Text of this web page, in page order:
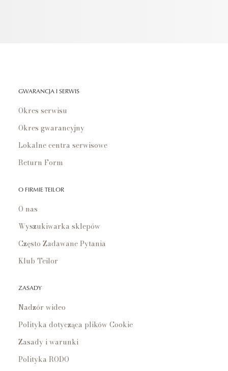
GWARANCJA I SERWIS
Okres serwisu
Okres gwarancyjny
Lokalne centra serwisowe
Return Form
O FIRMIE TEILOR
O nas
Wyszukiwarka sklepów
Często Zadawane Pytania
Klub Teilor
ZASADY
Nadzór wideo
Polityka dotycząca plików Cookie
Zasady i warunki
Polityka RODO